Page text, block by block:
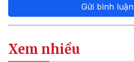
Gửi bình luận
Xem nhiều